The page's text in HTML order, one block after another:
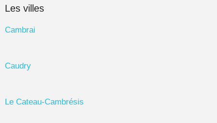
Les villes
Cambrai
Caudry
Le Cateau-Cambrésis